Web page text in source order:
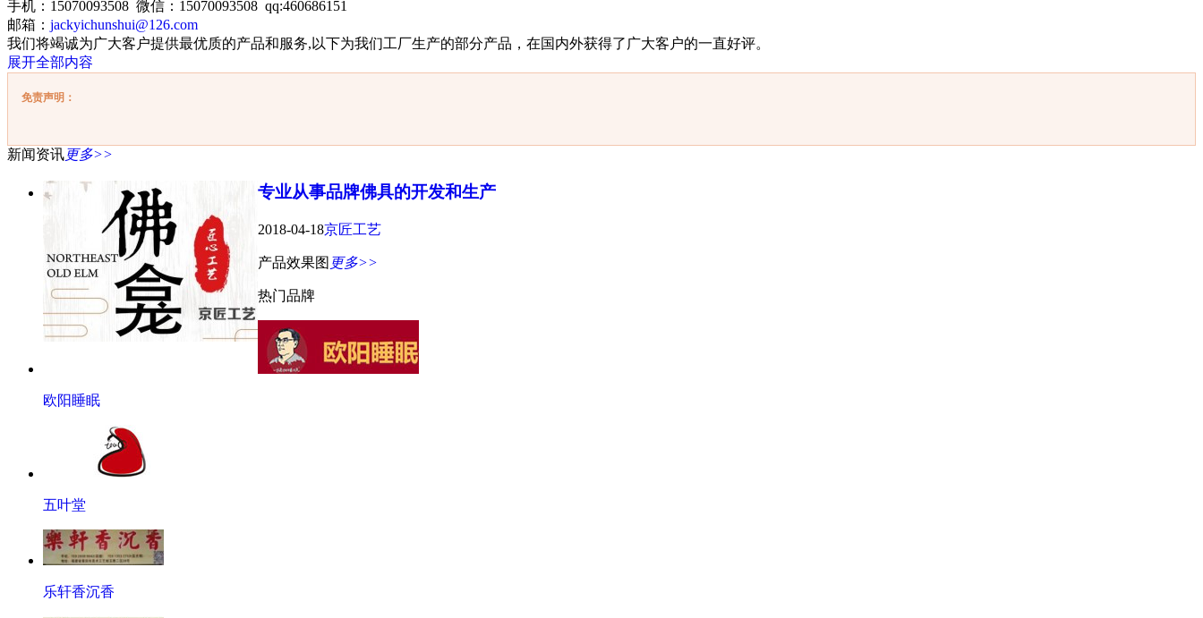
手机：15070093508 微信：15070093508 qq:460686151
邮箱： jackyichunshui@126.com
我们将竭诚为广大客户提供最优质的产品和服务,以下为我们工厂生产的部分产品，在国内外获得了广大客户的一直好评。
展开全部内容
免责声明：
新闻资讯更多>>
专业从事品牌佛具的开发和生产
2018-04-18京匠工艺
产品效果图 更多>>
热门品牌
欧阳睡眠
五叶堂
乐轩香沉香